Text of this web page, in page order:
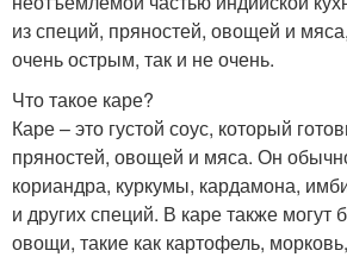
из специй, пряностей, овощей и
очень острым, так и не очень.
Что такое каре?
Каре – это густой соус, который
пряностей, овощей и мяса. Он
кориандра, куркумы, кардамона,
и других специй. В каре также могут
овощи, такие как картофель,